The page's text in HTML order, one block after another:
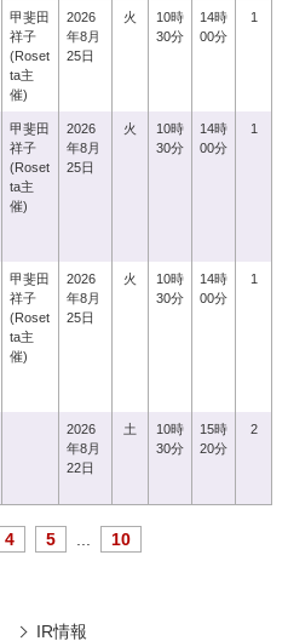
甲斐田
祥子
(Roset
ta主
催)
2026
年8月
25日
火
10時
30分
14時
00分
1
甲斐田
祥子
(Roset
ta主
催)
2026
年8月
25日
火
10時
30分
14時
00分
1
甲斐田
祥子
(Roset
ta主
催)
2026
年8月
25日
火
10時
30分
14時
00分
1
2026
年8月
22日
土
10時
30分
15時
20分
2
4 5 10
IR情報